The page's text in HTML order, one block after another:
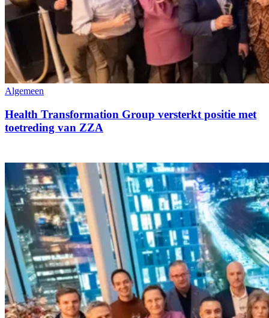
Algemeen
Health Transformation Group versterkt positie met
toetreding van ZZA